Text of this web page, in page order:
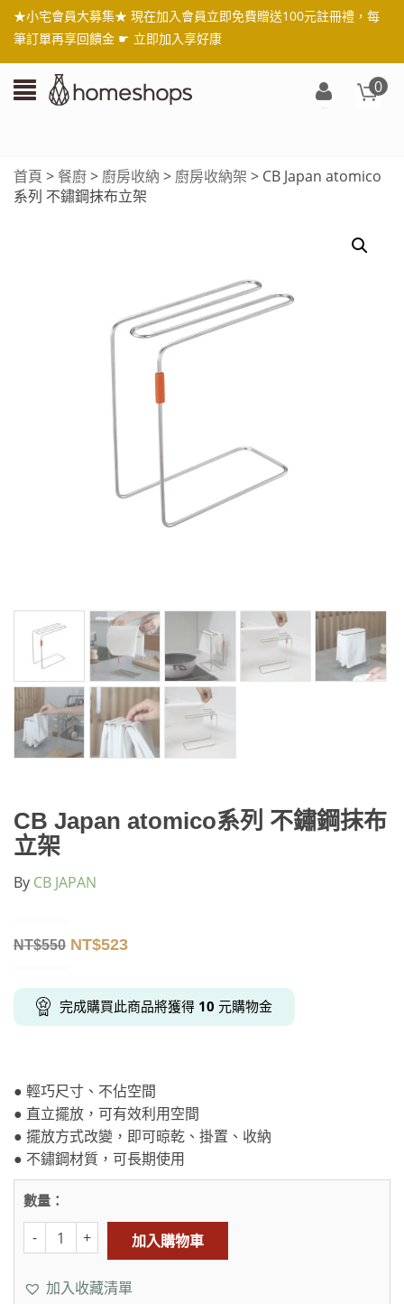
★小宅會員大募集★ 現在加入會員立即免費贈送100元註冊禮，每
筆訂單再享回饋金 ☛ 立即加入享好康
0
冊
首頁 > 餐廚> 廚房收納 > 廚房收納架 > CB Japan atomico
系列 不鏽鋼抹布立架
CB Japan atomico系列 不鏽鋼抹布
立架
By CB JAPAN
NT$550 NT$523
完成購買此商品將獲得 10 元購物金
● 輕巧尺寸、不佔空間
● 直立擺放，可有效利用空間
● 擺放方式改變，即可晾乾、掛置、收納
● 不鏽鋼材質，可長期使用
數量：
加入購物車
加入收藏清單